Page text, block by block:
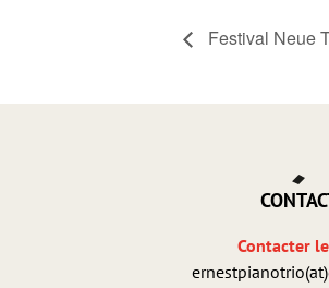
Festival Neue
Contacter